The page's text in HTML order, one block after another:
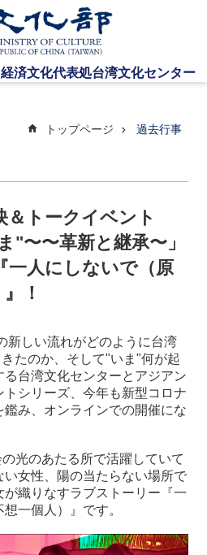
クにジャンプします
トップページ 過去行事
＆トークイベント
"〜〜革新と継承〜」
一人にしないで（原
！
新しい流れがどのように台湾
たのか、そして"いま "何が起
台湾文化センターとアジアン
シリーズ、今年も新型コロナ
み、オンラインでの開催にな
光のあたる所で活躍していて
い女性、陽の当たらない場所で
織りなすラブストーリー『一
一個人）』です。